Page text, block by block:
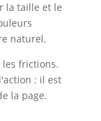
la taille et le
naturel.
frictions.
: il est
la page.